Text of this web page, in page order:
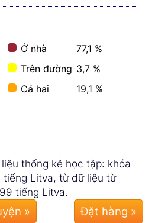
Ở nhà
77,1 %
Trên đường 3,7 %
Cả hai
19,1 %
thống kê học tập: khóa
tiếng Litva, từ dữ liệu từ
tiếng Litva.
»